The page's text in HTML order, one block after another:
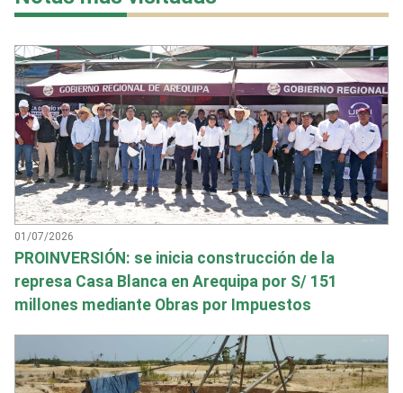
01/07/2026
PROINVERSIÓN: se inicia construcción de la
represa Casa Blanca en Arequipa por S/ 151
millones mediante Obras por Impuestos